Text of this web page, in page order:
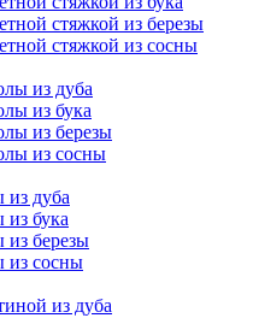
стяжкой из березы
стяжкой из сосны
из дуба
из бука
из березы
из сосны
из дуба
бука
из березы
из сосны
из дуба